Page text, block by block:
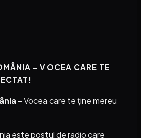
– VOCEA CARE TE
– Vocea care te ține mereu
este postul de radio care